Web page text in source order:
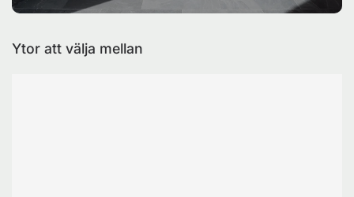
Ytor att välja mellan